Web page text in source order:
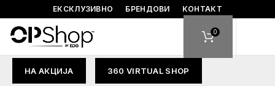
ЕКСКЛУЗИВНО БРЕНДОВИ КОНТАКТ
0
НА АКЦИЈА 360 VIRTUAL SHOP